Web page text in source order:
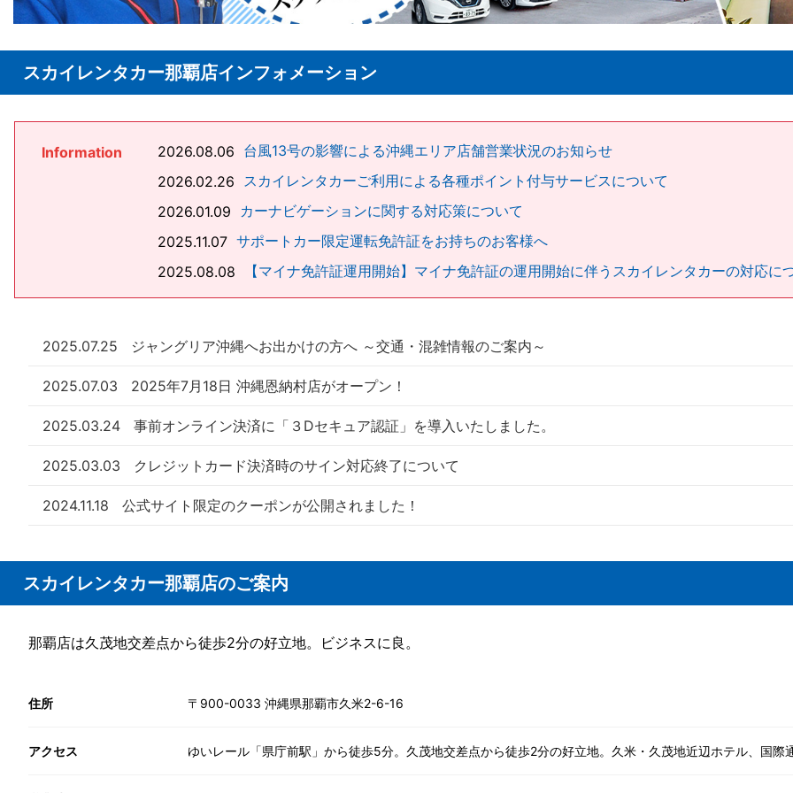
スカイレンタカー那覇店インフォメーション
Information 2026.08.06 台風13号の影響による沖縄エリア店舗営業状況のお知らせ
2026.02.26
スカイレンタカーご利用による各種ポイント付与サービスについて
2026.01.09
カーナビゲーションに関する対応策について
2025.11.07 サポートカー限定運転免許証をお持ちのお客様へ
2025.08.08
【マイナ免許証運用開始】マイナ免許証の運用開始に伴うスカイレンタカーの対応に
2025.07.25 ジャングリア沖縄へお出かけの方へ ～交通・混雑情報のご案内～
2025.07.03 2025年7月18日 沖縄恩納村店がオープン！
2025.03.24 事前オンライン決済に「３Dセキュア認証」を導入いたしました。
2025.03.03 クレジットカード決済時のサイン対応終了について
2024.11.18 公式サイト限定のクーポンが公開されました！
スカイレンタカー那覇店のご案内
那覇店は久茂地交差点から徒歩2分の好立地。ビジネスに良。
住所 〒900-0033 沖縄県那覇市久米2-6-16
アクセス ゆいレール「県庁前駅」から徒歩5分。久茂地交差点から徒歩2分の好立地。久米・久茂地近辺ホテル、国際